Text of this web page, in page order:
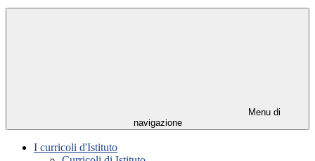
Menu di
navigazione
I curricoli d'Istituto